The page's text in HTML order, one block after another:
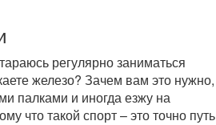
регулярно заниматься
железо? Зачем вам это нужно,
палками и иногда езжу на
что такой спорт – это точно путь